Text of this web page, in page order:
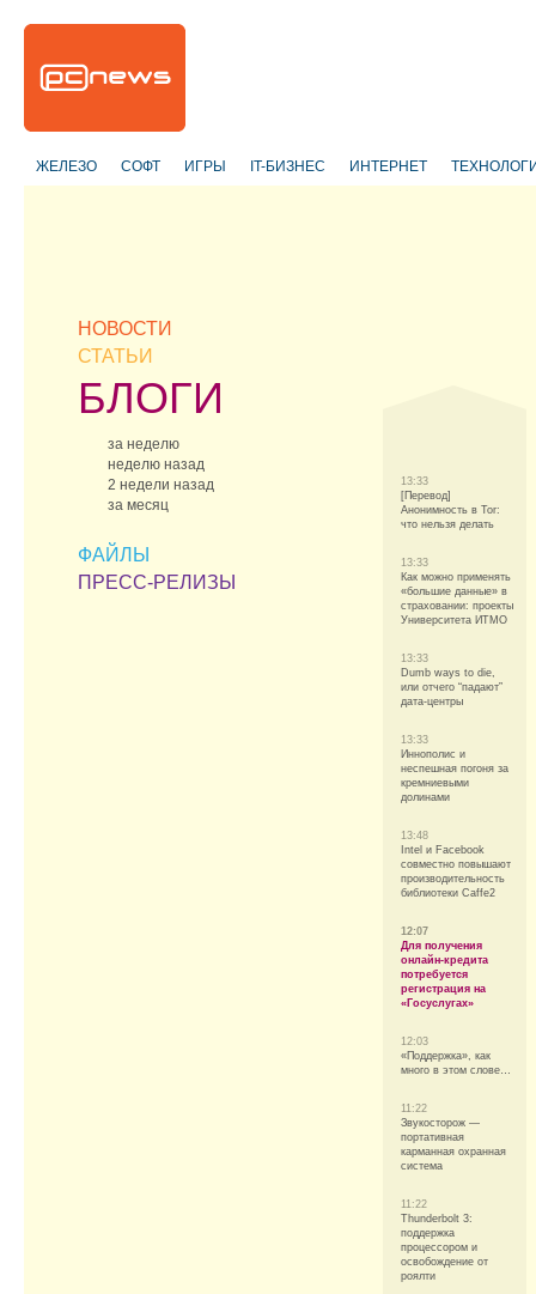
ЖЕЛЕЗО СОФТ ИГРЫ IT-БИЗНЕС ИНТЕРНЕТ
НОВОСТИ
СТАТЬИ
БЛОГИ
за неделю
неделю назад
2 недели назад
за месяц
ФАЙЛЫ
ПРЕСС-РЕЛИЗЫ
13:33
[Перевод]
Анонимность в Tor:
что нельзя делать
13:33
Как можно применять
«большие данные» в
страховании: проекты
Университета ИТМО
13:33
Dumb ways to die,
или отчего “падают”
дата-центры
13:33
Иннополис и
неспешная погоня за
кремниевыми
долинами
13:48
Intel и Facebook
совместно повышают
производительность
библиотеки Caffe2
12:07
Для получения
онлайн-кредита
потребуется
регистрация на
«Госуслугах»
12:03
«Поддержка», как
много в этом слове…
11:22
Звукосторож —
портативная
карманная охранная
система
11:22
Thunderbolt 3:
поддержка
процессором и
освобождение от
роялти